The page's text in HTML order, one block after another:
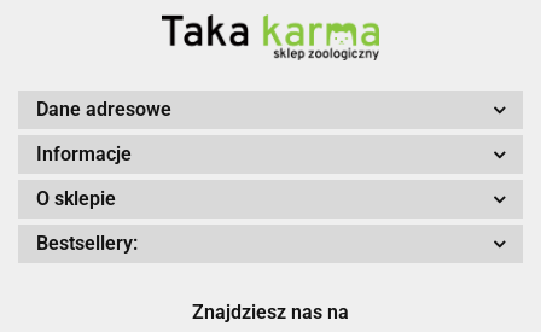
Dane adresowe
Informacje
O sklepie
Bestsellery:
Znajdziesz nas na